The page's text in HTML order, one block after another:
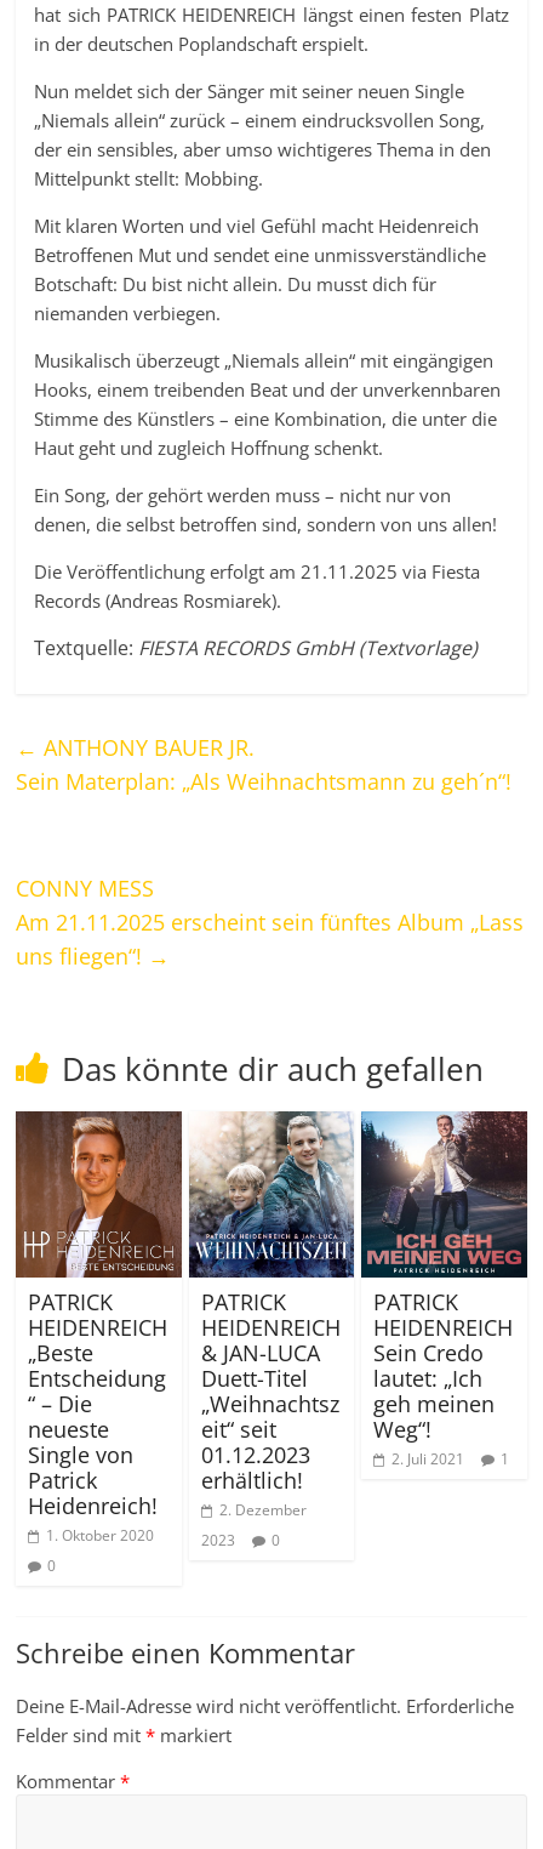
hat sich PATRICK HEIDENREICH längst einen festen Platz
in der deutschen Poplandschaft erspielt.
Nun meldet sich der Sänger mit seiner neuen Single
„Niemals allein“ zurück – einem eindrucksvollen Song,
der ein sensibles, aber umso wichtigeres Thema in den
Mittelpunkt stellt: Mobbing.
Mit klaren Worten und viel Gefühl macht Heidenreich
Betroffenen Mut und sendet eine unmissverständliche
Botschaft: Du bist nicht allein. Du musst dich für
niemanden verbiegen.
Musikalisch überzeugt „Niemals allein“ mit eingängigen
Hooks, einem treibenden Beat und der unverkennbaren
Stimme des Künstlers – eine Kombination, die unter die
Haut geht und zugleich Hoffnung schenkt.
Ein Song, der gehört werden muss – nicht nur von
denen, die selbst betroffen sind, sondern von uns allen!
Die Veröffentlichung erfolgt am 21.11.2025 via Fiesta
Records (Andreas Rosmiarek).
Textquelle: FIESTA RECORDS GmbH (Textvorlage)
← ANTHONY BAUER JR.
Sein Materplan: „Als Weihnachtsmann zu geh´n“!
CONNY MESS
Am 21.11.2025 erscheint sein fünftes Album „Lass
uns fliegen“! →
Das könnte dir auch gefallen
PATRICK
HEIDENREICH
„Beste
Entscheidung
“ – Die
neueste
Single von
Patrick
Heidenreich!
1. Oktober 2020
0
PATRICK
HEIDENREICH
& JAN-LUCA
Duett-Titel
„Weihnachtsz
eit“ seit
01.12.2023
erhältlich!
2. Dezember
2023
0
PATRICK
HEIDENREICH
Sein Credo
lautet: „Ich
geh meinen
Weg“!
2. Juli 2021 1
Schreibe einen Kommentar
Deine E-Mail-Adresse wird nicht veröffentlicht. Erforderliche
Felder sind mit* markiert
Kommentar*